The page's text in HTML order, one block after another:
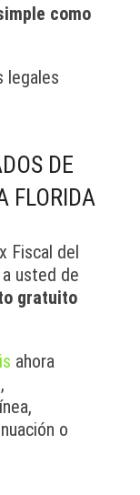
como
legales
DE
FLORIDA
Fiscal del
usted de
gratuito
ahora
o